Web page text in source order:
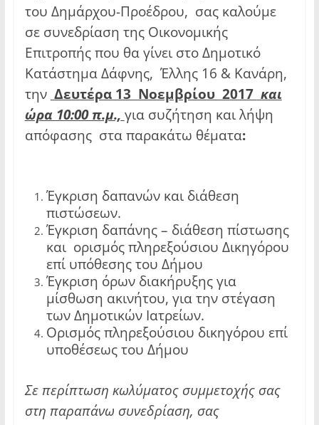
του Δημάρχου-Προέδρου, σας καλούμε
σε συνεδρίαση της Οικονομικής
Επιτροπής που θα γίνει στο Δημοτικό
Κατάστημα Δάφνης, Έλλης 16 & Κανάρη,
την Δευτέρα 13 Νοεμβρίου 2017 και
ώρα 10:00 π.μ., για συζήτηση και λήψη
απόφασης στα παρακάτω θέματα:
Έγκριση δαπανών και διάθεση
πιστώσεων.
Έγκριση δαπάνης – διάθεση πίστωσης
και ορισμός πληρεξούσιου Δικηγόρου
επί υπόθεσης του Δήμου
Έγκριση όρων διακήρυξης για
μίσθωση ακινήτου, για την στέγαση
των Δημοτικών Ιατρείων.
Ορισμός πληρεξούσιου δικηγόρου επί
υποθέσεως του Δήμου
Σε περίπτωση κωλύματος συμμετοχής σας
στη παραπάνω συνεδρίαση, σας